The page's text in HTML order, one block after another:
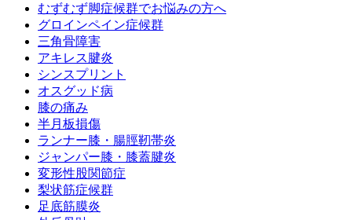
むずむず脚症候群でお悩みの方へ
グロインペイン症候群
三角骨障害
アキレス腱炎
シンスプリント
オスグッド病
膝の痛み
半月板損傷
ランナー膝・腸脛靭帯炎
ジャンパー膝・膝蓋腱炎
変形性股関節症
梨状筋症候群
足底筋膜炎